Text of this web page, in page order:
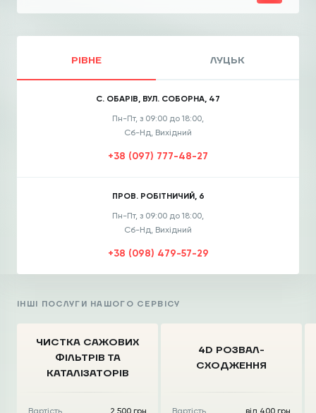
РІВНЕ ЛУЦЬК
С. ОБАРІВ, ВУЛ. СОБОРНА, 47
Пн-Пт, з 09:00 до 18:00,
Сб-Нд, Вихідний
+38 (097) 777-48-27
ПРОВ. РОБІТНИЧИЙ, 6
Пн-Пт, з 09:00 до 18:00,
Сб-Нд, Вихідний
+38 (098) 479-57-29
ІНШІ ПОСЛУГИ НАШОГО СЕРВІСУ
ЧИСТКА CАЖОВИХ
ФІЛЬТРІВ ТА
КАТАЛІЗАТОРІВ
Вартість 2 500 грн
4D РОЗВАЛ-
СХОДЖЕННЯ
Вартість від 400 грн